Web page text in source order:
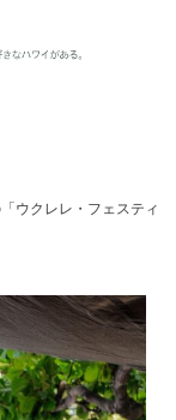
ウクレレ・フェスティ